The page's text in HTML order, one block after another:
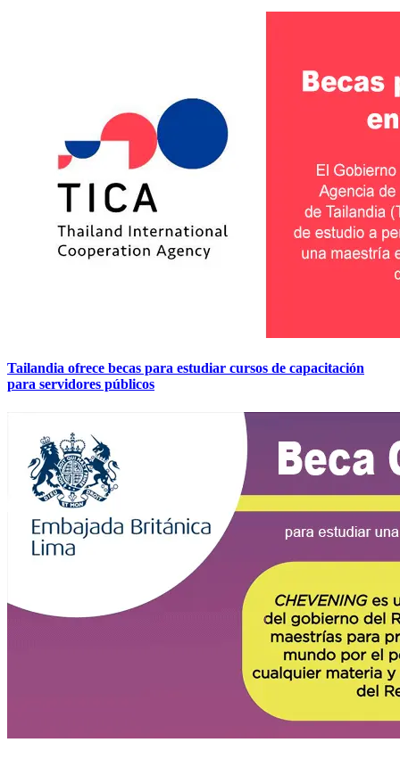
Tailandia ofrece becas para estudiar cursos de capacitación
para servidores públicos